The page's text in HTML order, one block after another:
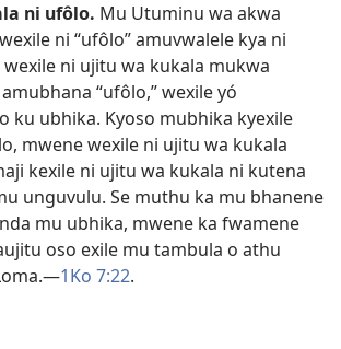
ni ufôlo. Mu Utuminu wa akwa
ni “ufôlo” amuvwalele kya ni
ni ujitu wa kukala mukwa
“ufôlo,” wexile yó
ku ubhika. Kyoso mubhika kyexile
mwene wexile ni ujitu wa kukala
kexile ni ujitu wa kukala ni kutena
unguvulu. Se muthu ka mu bhanene
mu ubhika, mwene ka fwamene
oso exile mu tambula o athu
1Ko 7:22.